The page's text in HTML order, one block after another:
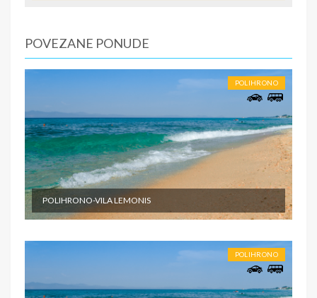
usluga. Slobodno vreme.
do 09:00 časova po lokalnom vremenu.
SMENE
Od 7 do 10-15 noći
NAPOMENE O CENI
Fisrt minute
U CENU JE UKLJUČENO
Cena paket aranžmana obuhvata: - Prevoz turističkim
autobusom (visokopodni ili dabldeker, audio i video
opremljenost, klima, wi-fi) ili sopstvenim prevozom do
odabrane destinacije - Smeštaj na bazi izabranog broja
POVEZANE PONUDE
POLIHRONO
POLIHRONO-VILA LEMONIS
POLIHRONO